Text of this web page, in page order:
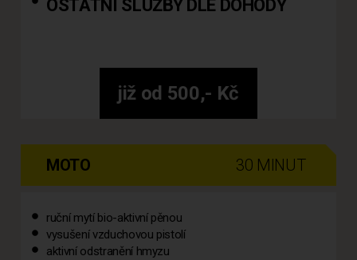
OSTATNÍ SLUŽBY DLE DOHODY
již od 500,- Kč
MOTO 30 MINUT
ruční mytí bio-aktivní pěnou
vysušení vzduchovou pistolí
aktivní odstranění hmyzu